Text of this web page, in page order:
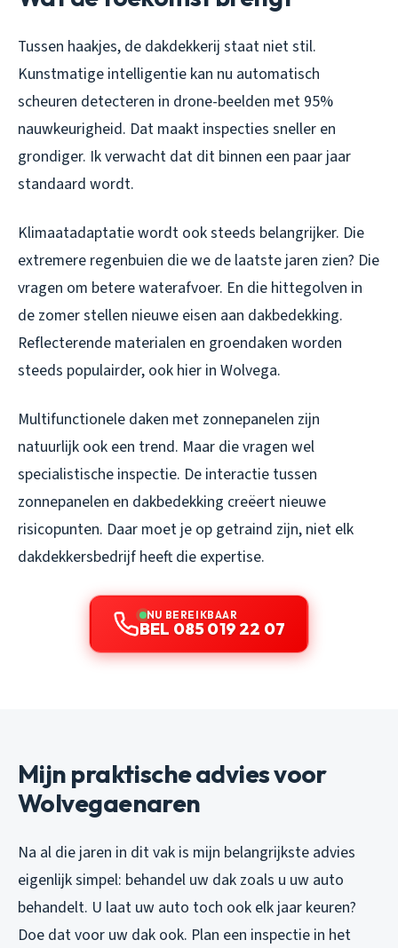
Tussen haakjes, de dakdekkerij staat niet stil.
Kunstmatige intelligentie kan nu automatisch
scheuren detecteren in drone-beelden met 95%
nauwkeurigheid. Dat maakt inspecties sneller en
grondiger. Ik verwacht dat dit binnen een paar jaar
standaard wordt.
Klimaatadaptatie wordt ook steeds belangrijker. Die
extremere regenbuien die we de laatste jaren zien? Die
vragen om betere waterafvoer. En die hittegolven in
de zomer stellen nieuwe eisen aan dakbedekking.
Reflecterende materialen en groendaken worden
steeds populairder, ook hier in Wolvega.
Multifunctionele daken met zonnepanelen zijn
natuurlijk ook een trend. Maar die vragen wel
specialistische inspectie. De interactie tussen
zonnepanelen en dakbedekking creëert nieuwe
risicopunten. Daar moet je op getraind zijn, niet elk
dakdekkersbedrijf heeft die expertise.
NU BEREIKBAAR
BEL 085 019 22 07
Mijn praktische advies voor
Wolvegaenaren
Na al die jaren in dit vak is mijn belangrijkste advies
eigenlijk simpel: behandel uw dak zoals u uw auto
behandelt. U laat uw auto toch ook elk jaar keuren?
Doe dat voor uw dak ook. Plan een inspectie in het